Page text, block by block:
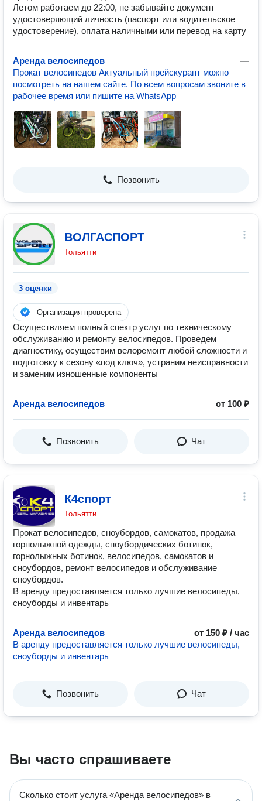
Летом работаем до 22:00, не забывайте документ
удостоверяющий личность (паспорт или водительское
удостоверение), оплата наличными или перевод на карту
Аренда велосипедов
—
Прокат велосипедов Актуальный прейскурант можно
посмотреть на нашем сайте. По всем вопросам звоните в
рабочее время или пишите на WhatsApp
Позвонить
ВОЛГАСПОРТ
Тольятти
3 оценки
Организация проверена
Осуществляем полный спектр услуг по техническому
обслуживанию и ремонту велосипедов. Проведем
диагностику, осуществим велоремонт любой сложности и
подготовку к сезону «под ключ», устраним неисправности
и заменим изношенные компоненты
Аренда велосипедов от 100 ₽
Позвонить Чат
К4спорт
Тольятти
Прокат велосипедов, сноубордов, самокатов, продажа
горнолыжной одежды, сноубордических ботинок,
горнолыжных ботинок, велосипедов, самокатов и
сноубордов, ремонт велосипедов и обслуживание
сноубордов.
В аренду предоставляется только лучшие велосипеды,
сноуборды и инвентарь
Аренда велосипедов
от 150 ₽ / час
В аренду предоставляется только лучшие велосипеды,
сноуборды и инвентарь
Позвонить Чат
Вы часто спрашиваете
Сколько стоит услуга «Аренда велосипедов» в